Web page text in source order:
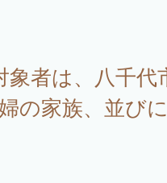
者は、八千代
の家族、並び